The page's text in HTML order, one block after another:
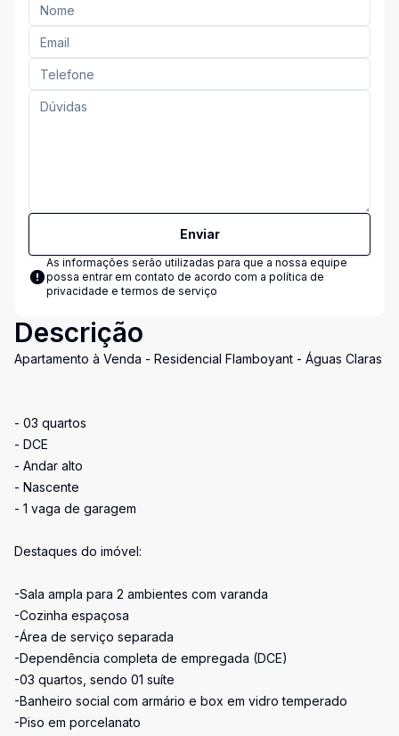
Enviar
As informações serão utilizadas para que a nossa equipe
possa entrar em contato de acordo com a política de
privacidade e termos de serviço
Descrição
Apartamento à Venda - Residencial Flamboyant - Águas Claras
- 03 quartos
- DCE
- Andar alto
- Nascente
- 1 vaga de garagem
Destaques do imóvel:
-Sala ampla para 2 ambientes com varanda
-Cozinha espaçosa
-Área de serviço separada
-Dependência completa de empregada (DCE)
-03 quartos, sendo 01 suíte
-Banheiro social com armário e box em vidro temperado
-Piso em porcelanato